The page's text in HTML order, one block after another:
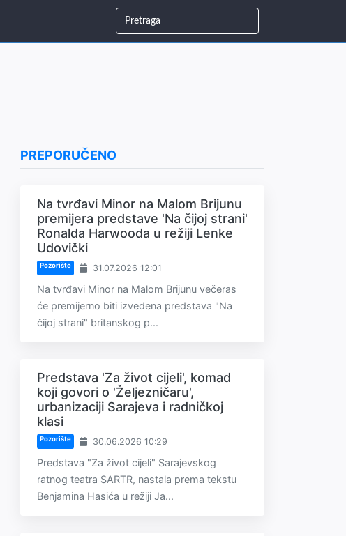
PREPORUČENO
Na tvrđavi Minor na Malom Brijunu
premijera predstave 'Na čijoj strani'
Ronalda Harwooda u režiji Lenke
Udovički
Pozorište 31.07.2026 12:01
Na tvrđavi Minor na Malom Brijunu večeras
će premijerno biti izvedena predstava "Na
čijoj strani" britanskog p...
Predstava 'Za život cijeli', komad
koji govori o 'Željezničaru',
urbanizaciji Sarajeva i radničkoj
klasi
Pozorište 30.06.2026 10:29
Predstava "Za život cijeli" Sarajevskog
ratnog teatra SARTR, nastala prema tekstu
Benjamina Hasića u režiji Ja...